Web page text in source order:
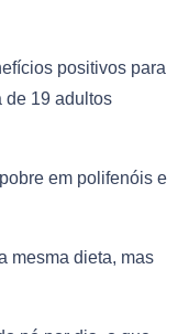
positivos para
de 19 adultos
em polifenóis e
mesma dieta, mas